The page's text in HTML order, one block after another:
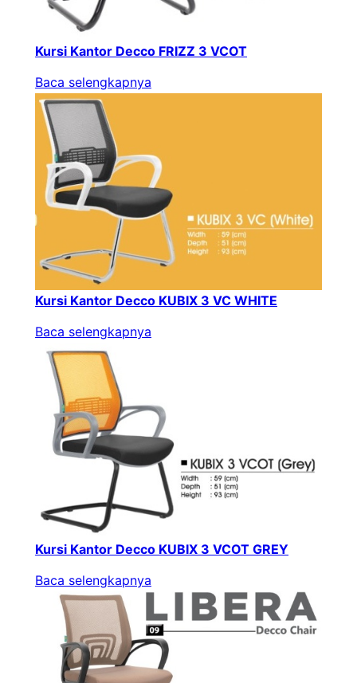
Kursi Kantor Decco FRIZZ 3 VCOT
Baca selengkapnya
Kursi Kantor Decco KUBIX 3 VC WHITE
Baca selengkapnya
Kursi Kantor Decco KUBIX 3 VCOT GREY
Baca selengkapnya